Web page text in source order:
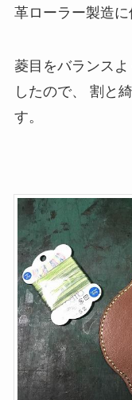
革ローラー製造に
菱目をバランス
したので、 割と
す。